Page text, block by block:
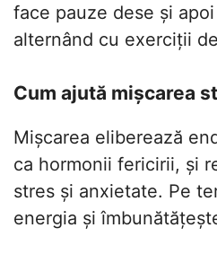
face pauze dese și
alternând cu exerciții
Cum ajută mișcarea
Mișcarea eliberează
ca hormonii fericirii, și
stres și anxietate. Pe
energia și